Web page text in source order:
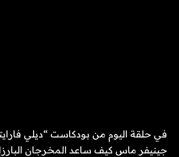
في حلقة اليوم من بودكاست “ديلي
جينيفر ماس كيف ساعد المخرجان